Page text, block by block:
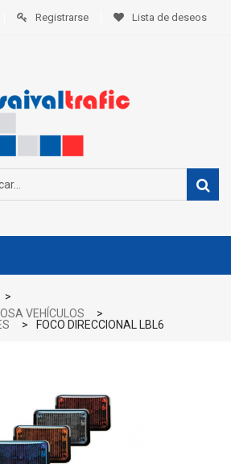
Registrarse Lista de deseos
>
VEHÍCULOS
>
> FOCO DIRECCIONAL LBL6